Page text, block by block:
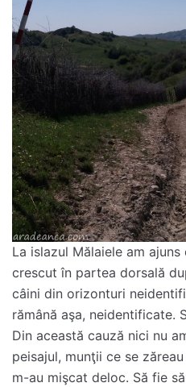
La islazul Mălaiele am
crescut în partea dorsală
câini din orizonturi
rămână aşa, neidentificate.
Din această cauză nici nu
peisajul, munţii ce se
m-au mişcat deloc. Să fie